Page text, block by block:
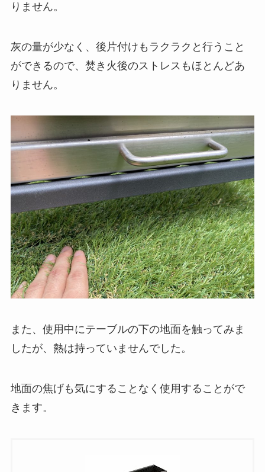
りません。
灰の量が少なく、後片付けもラクラクと行うこと
ができるので、焚き火後のストレスもほとんどあ
りません。
また、使用中にテーブルの下の地面を触ってみま
したが、熱は持っていませんでした。
地面の焦げも気にすることなく使用することがで
きます。